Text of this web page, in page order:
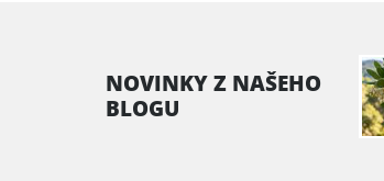
NOVINKY Z NAŠEHO
BLOGU